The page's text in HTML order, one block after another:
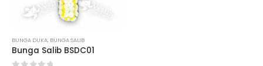
BUNGA DUKA, BUNGA SALIB
Bunga Salib BSDC01